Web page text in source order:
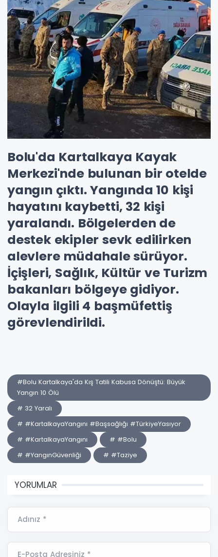
Bolu'da Kartalkaya Kayak
Merkezi'nde bulunan bir otelde
yangın çıktı. Yangında 10 kişi
hayatını kaybetti, 32 kişi
yaralandı. Bölgelerden de
destek ekipler sevk edilirken
alevlere müdahale sürüyor.
İçişleri, Sağlık, Kültür ve Turizm
bakanları bölgeye gidiyor.
Olayla ilgili 4 başmüfettiş
görevlendirildi.
#Bolu Kartalkaya'da Kış Tatili Kabusa Dönüştü: Büyük
Yangın 10 Ölü
# 32 Yaralı
# #KartalkayaYangını #Başsağlığı #TürkiyeYasıyor
# #KartalkayaYangını
# #Bolu
# #YangınGüvenliği
# #Taziye
YORUMLAR
Adınız *
E-Posta Adresiniz *